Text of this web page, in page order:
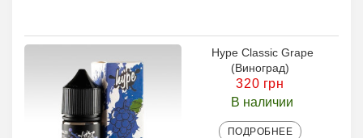
Hype Classic Grape
(Виноград)
320 грн
В наличии
ПОДРОБНЕЕ